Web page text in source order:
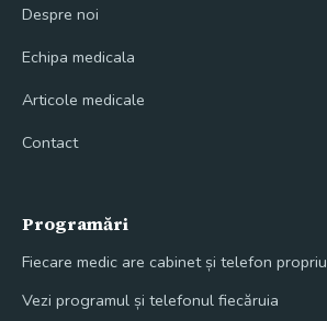
Despre noi
Echipa medicala
Articole medicale
Contact
Programări
Fiecare medic are cabinet și telefon propriu
Vezi programul și telefonul fiecăruia